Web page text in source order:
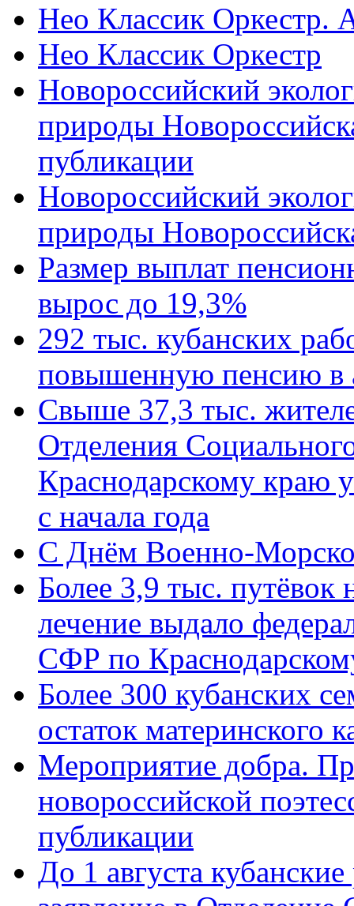
Нео Классик Оркестр.
Нео Классик Оркестр
Новороссийский
природы
публикации
Новороссийский
природы
Размер выплат
вырос до 19,3%
292 тыс. кубанских
повышенную пенсию в
Свыше 37,3 тыс.
Отделения
Краснодарскому краю
с начала года
C Днём Военно-
Более 3,9 тыс. путёвок
лечение выдало
СФР по
Более 300 кубанских
остаток материнского
Мероприятие добра.
новороссийской
публикации
До 1 августа